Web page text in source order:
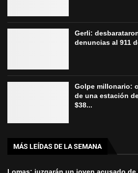
Gerli:
denuncias al 911
Golpe millonario:
de una estación
$38...
MÁS LEÍDAS DE LA SEMANA
Lomas: juzgarán un joven acusado